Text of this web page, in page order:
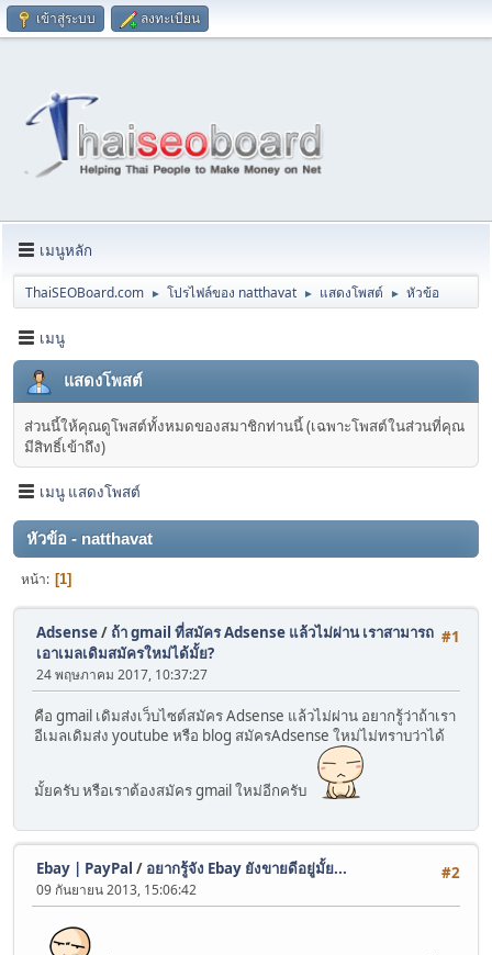
เข้าสู่ระบบ ลงทะเบียน
เมนูหลัก
ThaiSEOBoard.com ► โปรไฟล์ของ natthavat ► แสดงโพสต์ ► หัวข้อ
เมนู
แสดงโพสต์
ส่วนนี้ให้คุณดูโพสต์ทั้งหมดของสมาชิกท่านนี้ (เฉพาะโพสต์ในส่วนที่คุณ
มีสิทธิ์เข้าถึง)
เมนู แสดงโพสต์
หัวข้อ - natthavat
หน้า 1
#1
Adsense/ ถ้า gmail ที่สมัคร Adsense แล้วไม่ผ่าน เราสามารถ
เอาเมลเดิมสมัครใหม่ได้มั้ย?
24 พฤษภาคม 2017, 10:37:27
คือ gmail เดิมส่งเว็บไซต์สมัคร Adsense แล้วไม่ผ่าน อยากรู้ว่าถ้าเรา
อีเมลเดิมส่ง youtube หรือ blog สมัครAdsense ใหม่ไม่ทราบว่าได้
มั้ยครับ หรือเราต้องสมัคร gmail ใหม่อีกครับ
#2
Ebay | PayPal / อยากรู้จัง Ebay ยังขายดีอยู่มั้ย...
09 กันยายน 2013, 15:06:42